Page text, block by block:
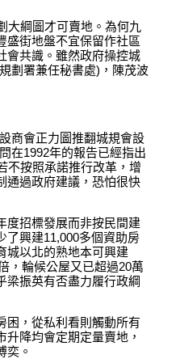
大綱圖才可賣地。為何九
盛街地盤不宜保留作社區
會共識。雖然政府操控城
劃署兼任秘書處)，陳茂波
商會正力圖推翻城規會設
在1992年的報告已經指出
不按照承諾推行改革，增
通過政府建議，恐怕很快
度招標發展而非按民間建
了興建11,000多個資助房
城以北的熟地本可興建
，輪候公屋又已超過20萬
梁振英有否盡力履行政綱
困，從私利看則觸動所有
降均會定期定量賣地，
奕。